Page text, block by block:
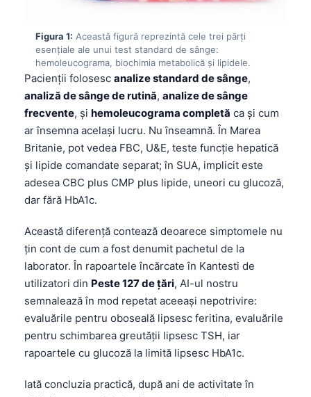
Figura 1: Această figură reprezintă cele trei părți
esențiale ale unui test standard de sânge:
hemoleucograma, biochimia metabolică și lipidele.
Pacienții folosesc analize standard de sânge,
analiză de sânge de rutină, analize de sânge
frecvente, și hemoleucograma completă ca și cum
ar însemna același lucru. Nu înseamnă. În Marea
Britanie, pot vedea FBC, U&E, teste funcție hepatică
și lipide comandate separat; în SUA, implicit este
adesea CBC plus CMP plus lipide, uneori cu glucoză,
dar fără HbA1c.
Această diferență contează deoarece simptomele nu
țin cont de cum a fost denumit pachetul de la
laborator. În rapoartele încărcate în Kantesti de
utilizatori din Peste 127 de țări, AI-ul nostru
semnalează în mod repetat aceeași nepotrivire:
evaluările pentru oboseală lipsesc feritina, evaluările
pentru schimbarea greutății lipsesc TSH, iar
rapoartele cu glucoză la limită lipsesc HbA1c.
Iată concluzia practică, după ani de activitate în